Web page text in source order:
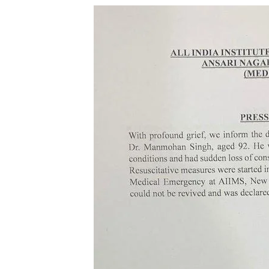
दिल्ली
कांग्रेस
का
नमन
भारत छोड़ो आंदोलन की
आसफ अली को दिल्ली